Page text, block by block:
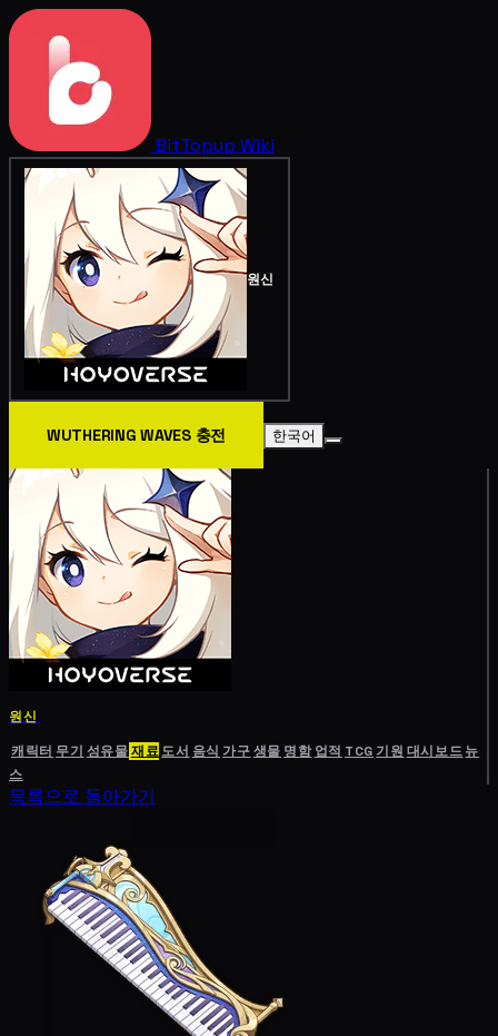
BitTopup Wiki
원신
WUTHERING WAVES 충전 한국어
원신
캐릭터 무기 성유물재료도서 음식 가구생물 명함 업적 TCG기원 대시보드뉴
스
목록으로 돌아가기